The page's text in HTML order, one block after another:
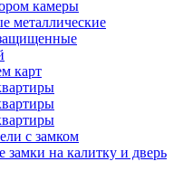
камеры
металлические
карт
с замком
замки на калитку и дверь